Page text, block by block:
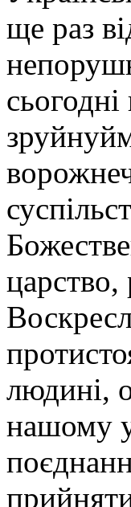
ще раз
царство,
людині,
нашому